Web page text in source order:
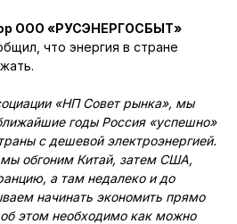
ООО «РУСЭНЕРГОСБЫТ»
что энергия в стране
«НП Совет рынка», мы
годы Россия «успешно»
с дешевой электроэнергией.
обгоним Китай, затем США,
а там недалеко и до
начинать экономить прямо
этом необходимо как можно